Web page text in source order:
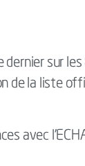
sur
de la liste
avec